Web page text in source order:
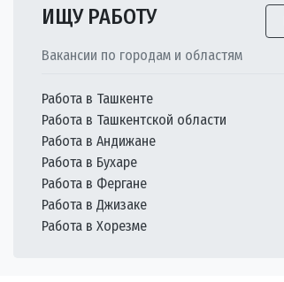
ИЩУ РАБОТУ
Вакансии по городам и областям
Работа в Ташкенте
Работа в Ташкентской области
Работа в Андижане
Работа в Бухаре
Работа в Фергане
Работа в Джизаке
Работа в Хорезме